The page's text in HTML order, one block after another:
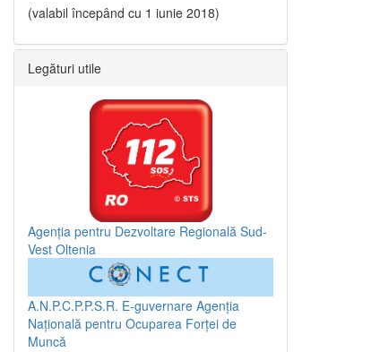
(valabil începând cu 1 iunie 2018)
Legături utile
Agenția pentru Dezvoltare Regională Sud-
Vest Oltenia
A.N.P.C.P.P.S.R. E-guvernare Agenția
Națională pentru Ocuparea Forței de
Muncă